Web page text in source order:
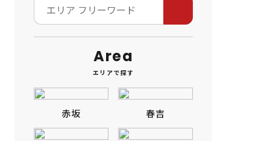
Area
エリアで探す
赤坂 春吉